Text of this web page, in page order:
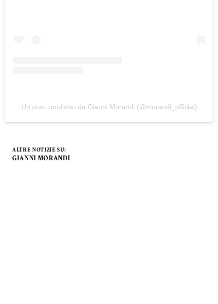
Un post condiviso da Gianni Morandi (@morandi_official)
ALTRE NOTIZIE SU:
GIANNI MORANDI